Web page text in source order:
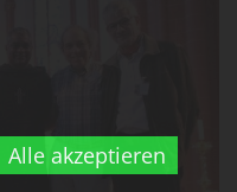
Alle akzeptieren